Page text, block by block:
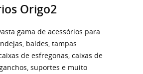
Origo2
gama de acessórios para
baldes, tampas
de esfregonas, caixas de
suportes e muito